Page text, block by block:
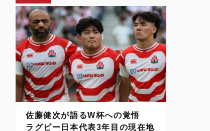
佐藤健次が語るW杯への覚悟
ラグビー日本代表3年目の現在地